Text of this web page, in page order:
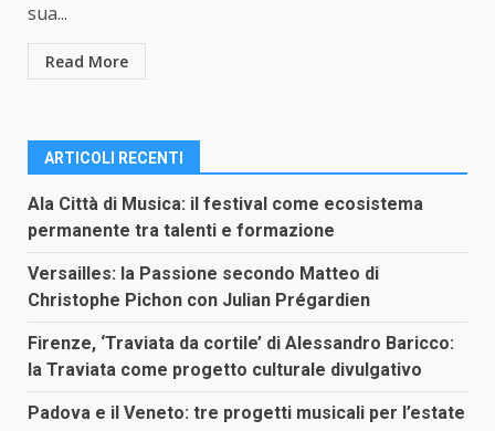
sua...
Read More
ARTICOLI RECENTI
Ala Città di Musica: il festival come ecosistema
permanente tra talenti e formazione
Versailles: la Passione secondo Matteo di
Christophe Pichon con Julian Prégardien
Firenze, ‘Traviata da cortile’ di Alessandro Baricco:
la Traviata come progetto culturale divulgativo
Padova e il Veneto: tre progetti musicali per l’estate